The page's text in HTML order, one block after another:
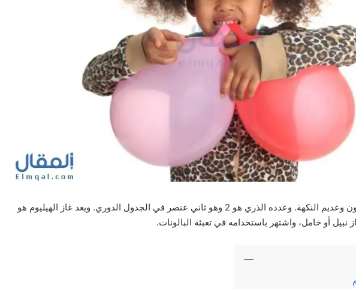
الهيليوم He هو غاز عديم اللون وعديم النكهة. وعدده الذري هو 2 وهو ثاني عنصر في الجدول الدوري. ويعد غاز الهيليوم هو
نبيل أو خامل، واشتهر باستخدامه في تعبئة البالونات.